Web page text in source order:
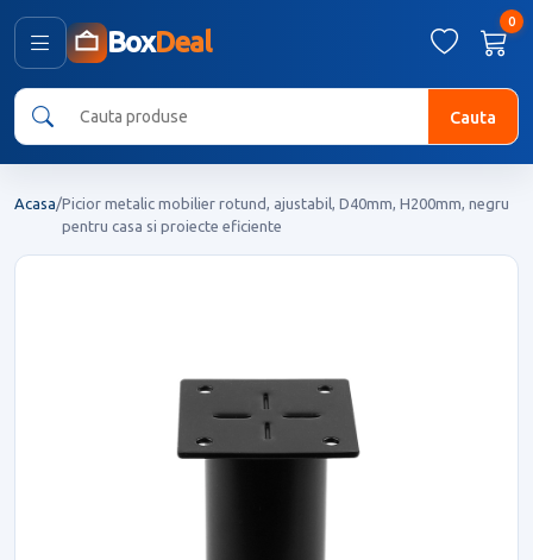
BoxDeal
0
Cauta
Acasa/Picior metalic mobilier rotund, ajustabil, D40mm, H200mm, negru
pentru casa si proiecte eficiente